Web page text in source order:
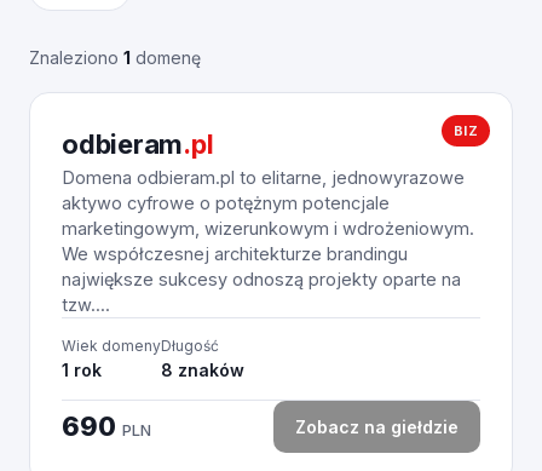
Znaleziono 1 domenę
BIZ
odbieram.pl
Domena odbieram.pl to elitarne, jednowyrazowe
aktywo cyfrowe o potężnym potencjale
marketingowym, wizerunkowym i wdrożeniowym.
We współczesnej architekturze brandingu
największe sukcesy odnoszą projekty oparte na
tzw....
Wiek domeny
1 rok
Długość
8 znaków
690 PLN Zobacz na giełdzie